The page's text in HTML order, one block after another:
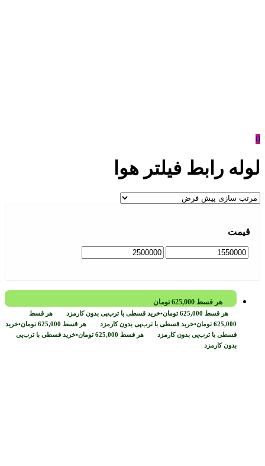
0
لوله رابط فیلتر هوا
قیمت
هر قسط 625,000 تومان
هر قسط 625,000 تومان•خرید قسطی با ترب‌پی بدون کارمزد
هر قسط
625,000 تومان•خرید قسطی با ترب‌پی بدون کارمزد هر قسط 625,000 تومان•خرید
قسطی با ترب‌پی بدون کارمزد
هر قسط 625,000 تومان•خرید قسطی با ترب‌پی
بدون کارمزد